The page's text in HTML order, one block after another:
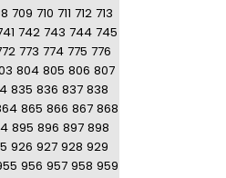
709 710 711 712 713
742 743 744 745
773 774 775 776
804 805 806 807
835 836 837 838
865 866 867 868
895 896 897 898
926 927 928 929
956 957 958 959